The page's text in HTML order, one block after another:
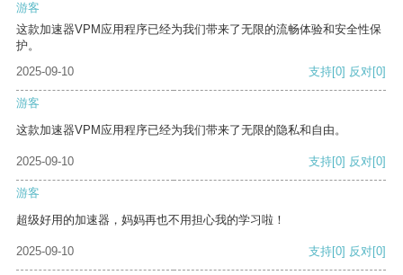
游客
这款加速器VPM应用程序已经为我们带来了无限的流畅体验和安全性保
护。
2025-09-10
支持[0] 反对[0]
游客
这款加速器VPM应用程序已经为我们带来了无限的隐私和自由。
2025-09-10 支持[0] 反对[0]
游客
超级好用的加速器，妈妈再也不用担心我的学习啦！
2025-09-10 支持[0] 反对[0]